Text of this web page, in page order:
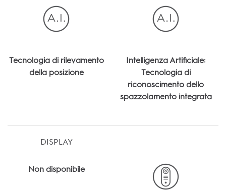
Tecnologia di rilevamento
della posizione
Intelligenza Artificiale:
Tecnologia di
riconoscimento dello
spazzolamento integrata
DISPLAY
Non disponibile